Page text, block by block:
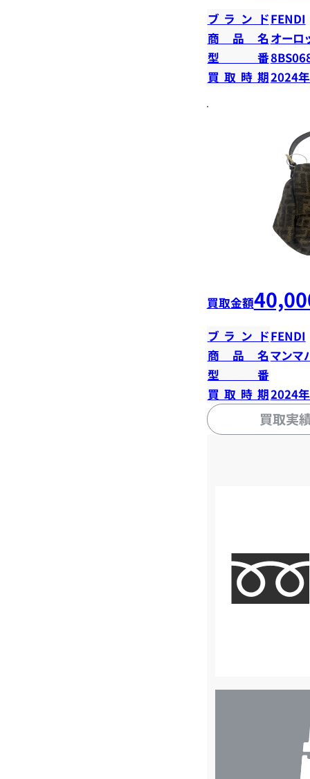
ブランドFENDI
商品名 オー
型番
買取時期2024
買取金額
ブランドFENDI
商品名マンマ
型番
買取時期2024
買取実